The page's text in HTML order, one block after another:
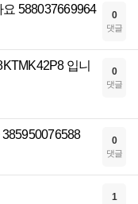
588037669964 0
댓글
입니
0
댓글
0
댓글
1